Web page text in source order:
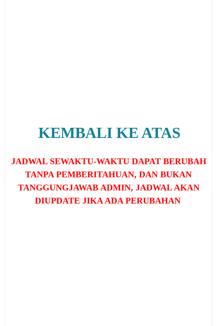
KEMBALI KE ATAS
JADWAL SEWAKTU-WAKTU DAPAT BERUBAH
TANPA PEMBERITAHUAN, DAN BUKAN
TANGGUNGJAWAB ADMIN, JADWAL AKAN
DIUPDATE JIKA ADA PERUBAHAN